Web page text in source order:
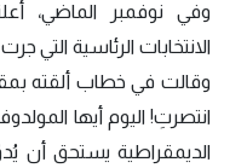
وفي نوفمبر الماضي،
الانتخابات الرئاسية
وقالت في خطاب ألقته بمقر
انتصرتِ! اليوم أيها
الديمقراطية يستحق أن